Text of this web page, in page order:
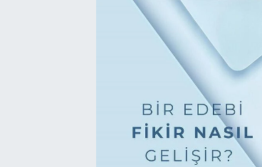
Tarih - Kültür - Sanat - Turizm